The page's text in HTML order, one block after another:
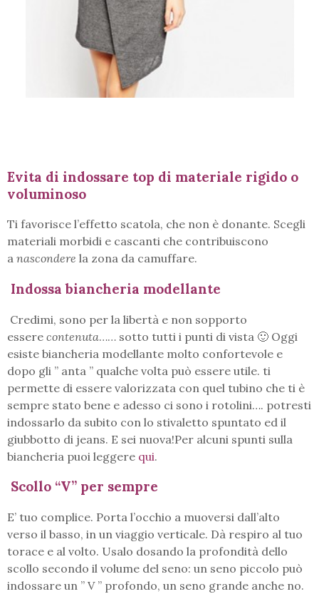
Evita di indossare top di materiale rigido o
voluminoso
Ti favorisce l’effetto scatola, che non è donante. Scegli
materiali morbidi e cascanti che contribuiscono
a nascondere la zona da camuffare.
Indossa biancheria modellante
Credimi, sono per la libertà e non sopporto
essere contenuta…… sotto tutti i punti di vista 🙂 Oggi
esiste biancheria modellante molto confortevole e
dopo gli ” anta ” qualche volta può essere utile. ti
permette di essere valorizzata con quel tubino che ti è
sempre stato bene e adesso ci sono i rotolini…. potresti
indossarlo da subito con lo stivaletto spuntato ed il
giubbotto di jeans. E sei nuova!Per alcuni spunti sulla
biancheria puoi leggere qui.
Scollo “V” per sempre
E’ tuo complice. Porta l’occhio a muoversi dall’alto
verso il basso, in un viaggio verticale. Dà respiro al tuo
torace e al volto. Usalo dosando la profondità dello
scollo secondo il volume del seno: un seno piccolo può
indossare un ” V ” profondo, un seno grande anche no.